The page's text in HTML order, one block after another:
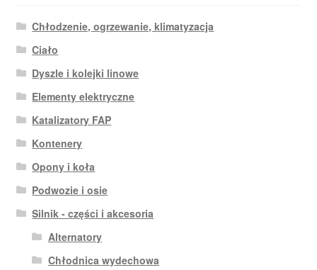
Chłodzenie, ogrzewanie, klimatyzacja
Ciało
Dyszle i kolejki linowe
Elementy elektryczne
Katalizatory FAP
Kontenery
Opony i koła
Podwozie i osie
Silnik - części i akcesoria
Alternatory
Chłodnica wydechowa